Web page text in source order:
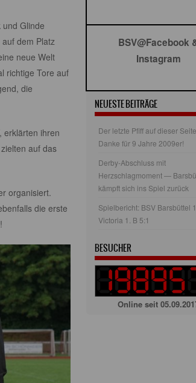
und Glinde
dem Platz
neue Welt
richtige Tore auf
die
erklärten ihren
auf das
organisiert.
die erste
BSV@Facebook
Instagram
NEUESTE BEITRÄGE
Der letzte Pfiff auf dieser
Danke für 9 Jahre 2009er!
Derby-Abschluss mit
Herzschlagmoment —
kämpft sich ins Spiel zurück
Spielbericht: BSV Barsbüttel
Victoria 1. B 5:1
BESUCHER
Online seit